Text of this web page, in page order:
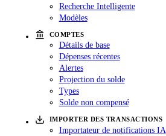
Recherche Intelligente
Modèles
COMPTES
Détails de base
Dépenses récentes
Alertes
Projection du solde
Types
Solde non compensé
IMPORTER DES TRANSACTIONS
Importateur de notifications IA